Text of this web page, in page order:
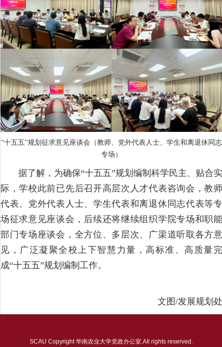
“十五五”规划征求意见座谈会（教师、党外代表人士、学生和离退休同志
专场）
据了解，为确保“十五五”规划编制科学民主、贴合实
际，学校此前已先后召开高层次人才代表咨询会，教师
代表、党外代表人士、学生代表和离退休同志代表等专
场征求意见座谈会，后续还将继续组织学院专场和职能
部门专场座谈会，全方位、多层次、广渠道听取各方意
见，广泛凝聚全校上下智慧力量，高标准、高质量完
成“十五五”规划编制工作。
文图/发展规划处
SCAU Copyright 华南农业大学党政办公室.All rights reserved.